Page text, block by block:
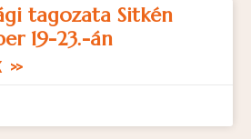
tagozata Sitkén
19-23.-án
»